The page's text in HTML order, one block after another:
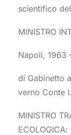
scientifico
MINISTRO
Napoli, 1963
di Gabinetto
verno Conte I.
MINISTRO